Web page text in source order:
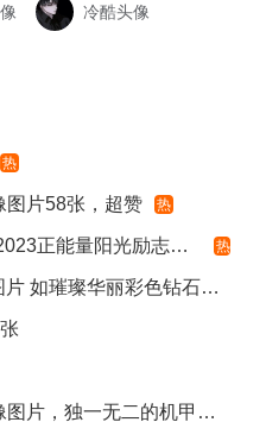
冷酷头像
热
图片58张，超赞 热
2023励志姓氏头像大全 2023正能量阳光励志姓氏头像图片 热
迷人又深邃的眼睛头像图片 如璀璨华丽彩色钻石般灿烂
超酷阿瑞斯机甲小队头像图片，独一无二的机甲魅力